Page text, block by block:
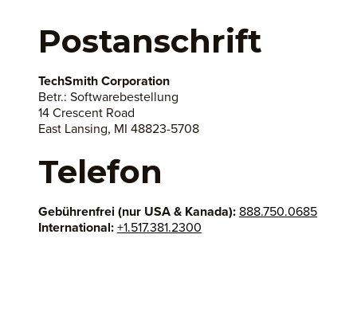
Postanschrift
TechSmith Corporation
Betr.: Softwarebestellung
14 Crescent Road
East Lansing, MI 48823-5708
Telefon
Gebührenfrei (nur USA & Kanada): 888.750.0685
International: +1.517.381.2300